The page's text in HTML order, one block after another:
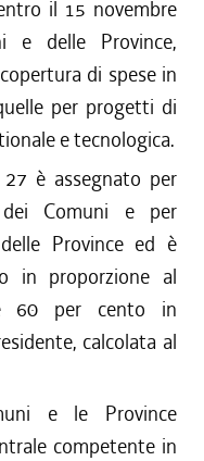
il 15 novembre
e delle Province,
di spese in
per progetti di
e tecnologica.
è assegnato per
Comuni e per
Province ed è
in proporzione al
60 per cento in
calcolata al
e le Province
competente in